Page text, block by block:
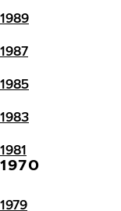
1989
1987
1985
1983
1981
1970
1979